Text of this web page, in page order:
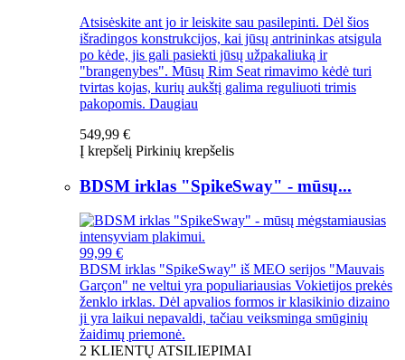
Atsisėskite ant jo ir leiskite sau pasilepinti. Dėl šios
išradingos konstrukcijos, kai jūsų antrininkas atsigula
po kėde, jis gali pasiekti jūsų užpakaliuką ir
"brangenybes". Mūsų Rim Seat rimavimo kėdė turi
tvirtas kojas, kurių aukštį galima reguliuoti trimis
pakopomis. Daugiau
549,99 €
Į krepšelį Pirkinių krepšelis
BDSM irklas "SpikeSway" - mūsų...
99,99 €
BDSM irklas "SpikeSway" iš MEO serijos "Mauvais
Garçon" ne veltui yra populiariausias Vokietijos prekės
ženklo irklas. Dėl apvalios formos ir klasikinio dizaino
ji yra laikui nepavaldi, tačiau veiksminga smūginių
žaidimų priemonė.
2 KLIENTŲ ATSILIEPIMAI